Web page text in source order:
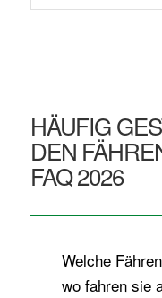
HÄUFIG
DEN
FAQ 2026
Welche
wo fahren sie